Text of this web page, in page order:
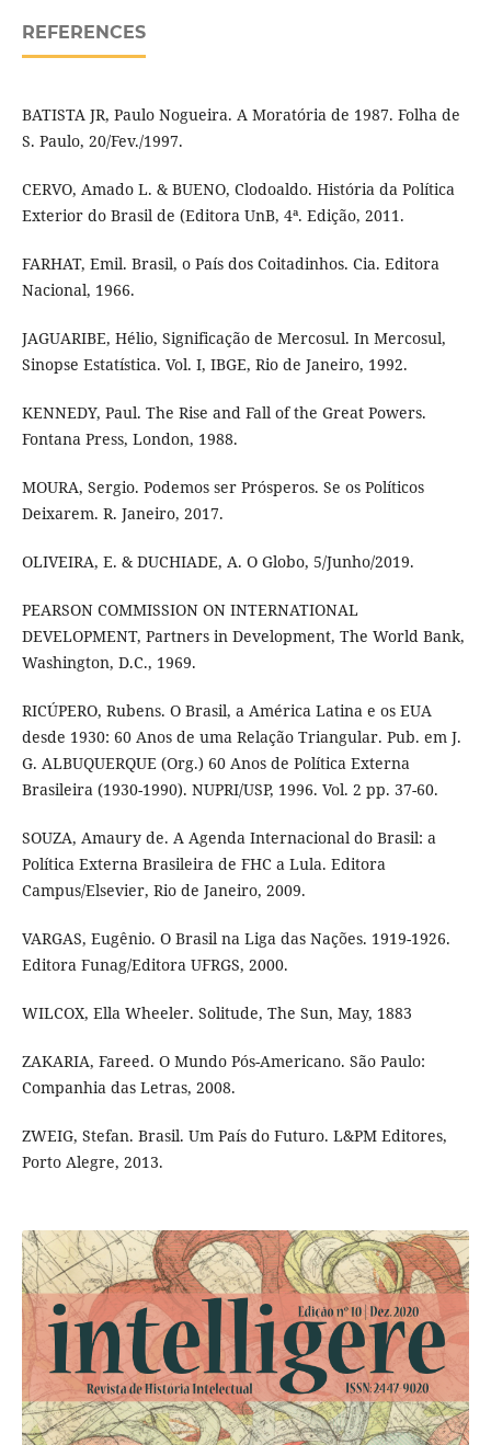
REFERENCES
BATISTA JR, Paulo Nogueira. A Moratória de 1987. Folha de
S. Paulo, 20/Fev./1997.
CERVO, Amado L. & BUENO, Clodoaldo. História da Política
Exterior do Brasil de (Editora UnB, 4ª. Edição, 2011.
FARHAT, Emil. Brasil, o País dos Coitadinhos. Cia. Editora
Nacional, 1966.
JAGUARIBE, Hélio, Significação de Mercosul. In Mercosul,
Sinopse Estatística. Vol. I, IBGE, Rio de Janeiro, 1992.
KENNEDY, Paul. The Rise and Fall of the Great Powers.
Fontana Press, London, 1988.
MOURA, Sergio. Podemos ser Prósperos. Se os Políticos
Deixarem. R. Janeiro, 2017.
OLIVEIRA, E. & DUCHIADE, A. O Globo, 5/Junho/2019.
PEARSON COMMISSION ON INTERNATIONAL
DEVELOPMENT, Partners in Development, The World Bank,
Washington, D.C., 1969.
RICÚPERO, Rubens. O Brasil, a América Latina e os EUA
desde 1930: 60 Anos de uma Relação Triangular. Pub. em J.
G. ALBUQUERQUE (Org.) 60 Anos de Política Externa
Brasileira (1930-1990). NUPRI/USP, 1996. Vol. 2 pp. 37-60.
SOUZA, Amaury de. A Agenda Internacional do Brasil: a
Política Externa Brasileira de FHC a Lula. Editora
Campus/Elsevier, Rio de Janeiro, 2009.
VARGAS, Eugênio. O Brasil na Liga das Nações. 1919-1926.
Editora Funag/Editora UFRGS, 2000.
WILCOX, Ella Wheeler. Solitude, The Sun, May, 1883
ZAKARIA, Fareed. O Mundo Pós-Americano. São Paulo:
Companhia das Letras, 2008.
ZWEIG, Stefan. Brasil. Um País do Futuro. L&PM Editores,
Porto Alegre, 2013.